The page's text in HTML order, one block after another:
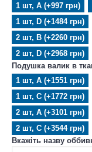
1 шт, А (+997 грн)
1 шт, D (+1484 грн)
2 шт, B (+2260 грн)
2 шт, D (+2968 грн)
Подушка валик в
1 шт, А (+1551 грн)
1 шт, C (+1772 грн)
2 шт, А (+3101 грн)
2 шт, C (+3544 грн)
Вкажіть назву